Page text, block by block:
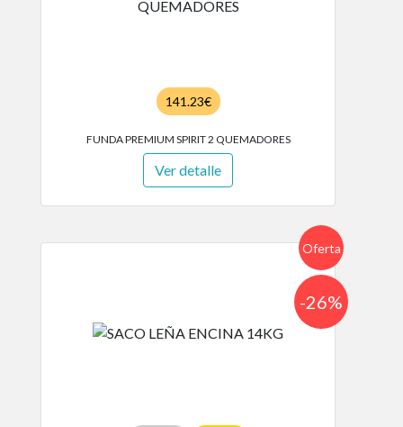
141.23€
FUNDA PREMIUM SPIRIT 2 QUEMADORES
Ver detalle
Oferta
-26%